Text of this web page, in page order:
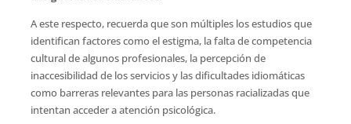
A este respecto, recuerda que son múltiples los estudios que
identifican factores como el estigma, la falta de competencia
cultural de algunos profesionales, la percepción de
inaccesibilidad de los servicios y las dificultades idiomáticas
como barreras relevantes para las personas racializadas que
intentan acceder a atención psicológica.